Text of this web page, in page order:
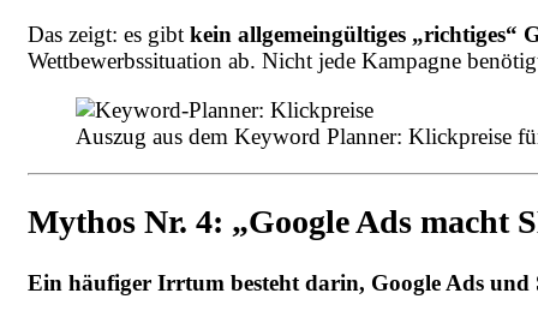
Das zeigt: es gibt kein allgemeingültiges „richtiges“
Wettbewerbssituation ab. Nicht jede Kampagne
Auszug aus dem Keyword Planner: Klickpreise
Mythos Nr. 4: „Google Ads macht
Ein häufiger Irrtum besteht darin, Google Ads und